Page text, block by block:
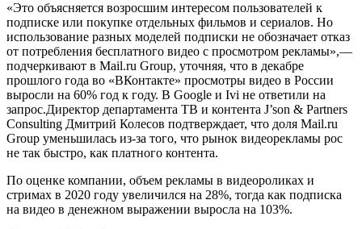
«Это объясняется возросшим интересом пользователей к
подписке или покупке отдельных фильмов и сериалов. Но
использование разных моделей подписки не обозначает отказ
от потребления бесплатного видео с просмотром рекламы»,—
подчеркивают в Mail.ru Group, уточняя, что в декабре
прошлого года во «ВКонтакте» просмотры видео в России
выросли на 60% год к году. В Google и Ivi не ответили на
запрос.Директор департамента ТВ и контента J’son & Partners
Consulting Дмитрий Колесов подтверждает, что доля Mail.ru
Group уменьшилась из-за того, что рынок видеорекламы рос
не так быстро, как платного контента.
По оценке компании, объем рекламы в видеороликах и
стримах в 2020 году увеличился на 28%, тогда как подписка
на видео в денежном выражении выросла на 103%.